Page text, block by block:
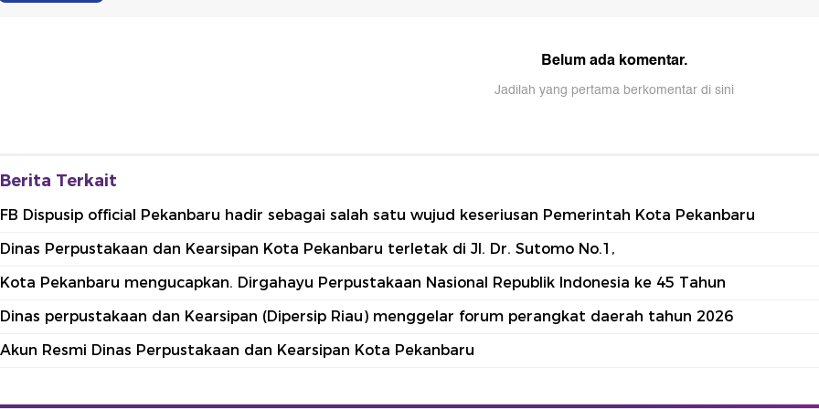
Dinas Perpustakaan dan Kearsipan Kota Pekanbaru terletak di Jl. Dr. Sutomo No.1,
Kota Pekanbaru mengucapkan. Dirgahayu Perpustakaan Nasional Republik Indonesia ke 45 Tahun